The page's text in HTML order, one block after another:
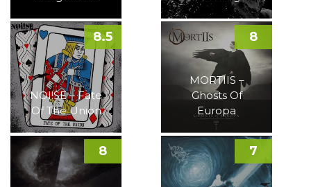
NOI!SE – Fate
Of The Union
8.5
MORTIIS –
Ghosts Of
Europa
8
8 7